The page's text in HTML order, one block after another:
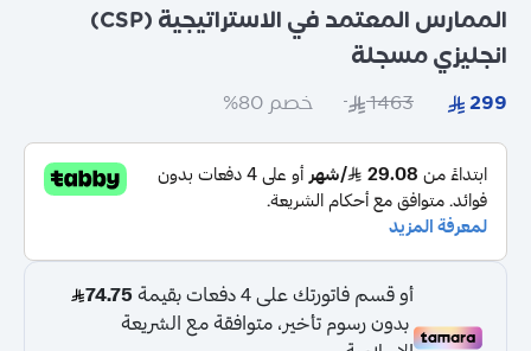
الممارس المعتمد في الاستراتيجية (CSP)
انجليزي مسجلة
خصم 80%